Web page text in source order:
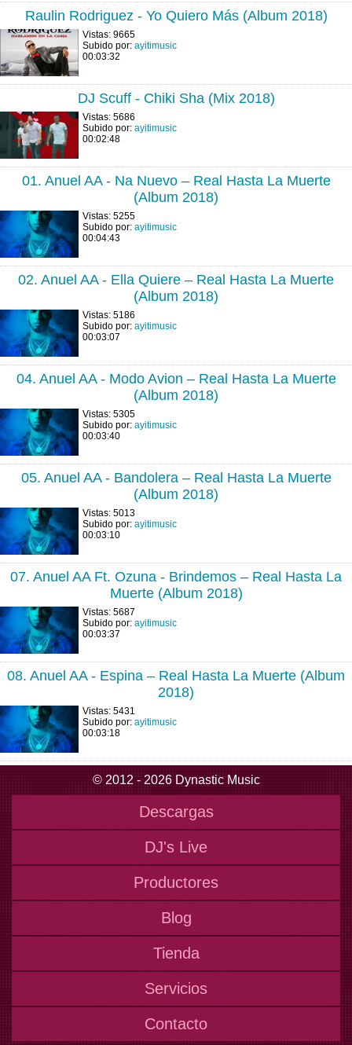
Raulin Rodriguez - Yo Quiero Más (Album 2018)
Vistas: 9665
Subido por: ayitimusic
00:03:32
DJ Scuff - Chiki Sha (Mix 2018)
Vistas: 5686
Subido por: ayitimusic
00:02:48
01. Anuel AA - Na Nuevo – Real Hasta La Muerte
(Album 2018)
Vistas: 5255
Subido por: ayitimusic
00:04:43
02. Anuel AA - Ella Quiere – Real Hasta La Muerte
(Album 2018)
Vistas: 5186
Subido por: ayitimusic
00:03:07
04. Anuel AA - Modo Avion – Real Hasta La Muerte
(Album 2018)
Vistas: 5305
Subido por: ayitimusic
00:03:40
05. Anuel AA - Bandolera – Real Hasta La Muerte
(Album 2018)
Vistas: 5013
Subido por: ayitimusic
00:03:10
07. Anuel AA Ft. Ozuna - Brindemos – Real Hasta La
Muerte (Album 2018)
Vistas: 5687
Subido por: ayitimusic
00:03:37
08. Anuel AA - Espina – Real Hasta La Muerte (Album
2018)
Vistas: 5431
Subido por: ayitimusic
00:03:18
© 2012 - 2026 Dynastic Music
Descargas
DJ's Live
Productores
Blog
Tienda
Servicios
Contacto